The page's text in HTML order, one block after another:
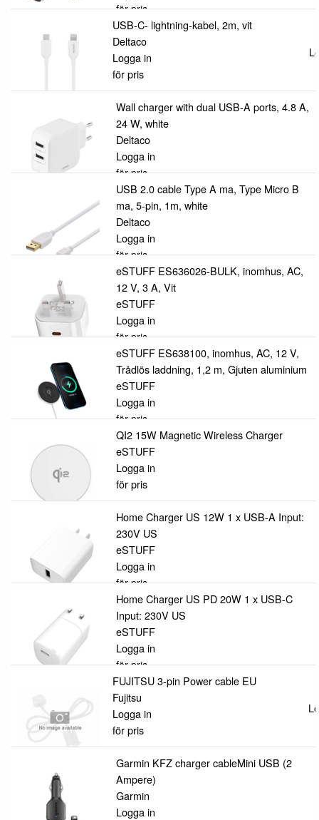
för pris
USB-C- lightning-kabel, 2m, vit
Deltaco
Logga in
för pris
Wall charger with dual USB-A ports, 4.8 A,
24 W, white
Deltaco
Logga in
för pris
USB 2.0 cable Type A ma, Type Micro B
ma, 5-pin, 1m, white
Deltaco
Logga in
för pris
eSTUFF ES636026-BULK, inomhus, AC,
12 V, 3 A, Vit
eSTUFF
Logga in
för pris
eSTUFF ES638100, inomhus, AC, 12 V,
Trådlös laddning, 1,2 m, Gjuten aluminium
eSTUFF
Logga in
för pris
QI2 15W Magnetic Wireless Charger
eSTUFF
Logga in
för pris
Home Charger US 12W 1 x USB-A Input:
230V US
eSTUFF
Logga in
för pris
Home Charger US PD 20W 1 x USB-C
Input: 230V US
eSTUFF
Logga in
för pris
FUJITSU 3-pin Power cable EU
Fujitsu
Logga in
för pris
Garmin KFZ charger cableMini USB (2
Ampere)
Garmin
Logga in